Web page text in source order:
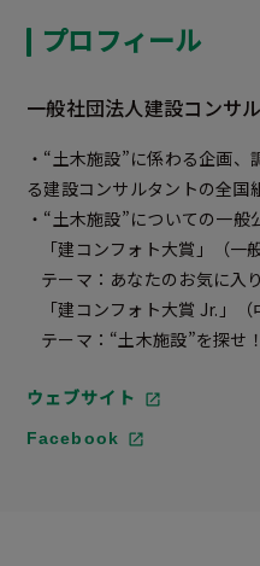
プロフィール
一般社団法人建設コンサ
・“土木施設”に係わる企画
る建設コンサルタントの全国
・“土木施設”についての一
「建コンフォト大賞」（一
テーマ：あなたのお気に入
「建コンフォト大賞 Jr.」（
テーマ：“土木施設”を探せ！
ウェブサイト
Facebook